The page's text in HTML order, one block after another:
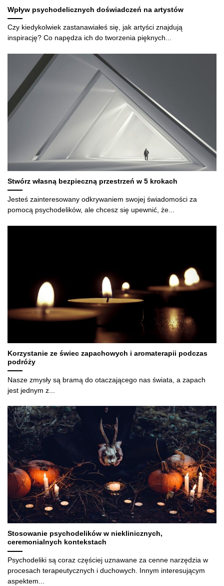
Wpływ psychodelicznych doświadczeń na artystów
Czy kiedykolwiek zastanawiałeś się, jak artyści znajdują
inspirację? Co napędza ich do tworzenia pięknych...
Stwórz własną bezpieczną przestrzeń w 5 krokach
Jesteś zainteresowany odkrywaniem swojej świadomości za
pomocą psychodelików, ale chcesz się upewnić, że...
Korzystanie ze świec zapachowych i aromaterapii podczas
podróży
Nasze zmysły są bramą do otaczającego nas świata, a zapach
jest jednym z...
Stosowanie psychodelików w nieklinicznych,
ceremonialnych kontekstach
Psychodeliki są coraz częściej uznawane za cenne narzędzia w
procesach terapeutycznych i duchowych. Innym interesującym
aspektem...